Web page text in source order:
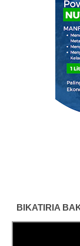
BIKATIRIA